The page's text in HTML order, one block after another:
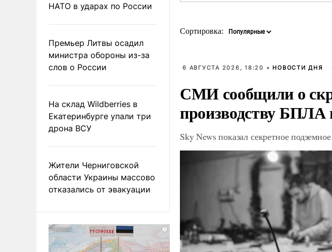
НАТО в ударах по России
Премьер Литвы осадил
министра обороны из-за
слов о России
На склад Wildberries в
Екатеринбурге упали три
дрона ВСУ
Жители Черниговской
области Украины массово
отказались от эвакуации
Сортировка:
6 АВГУСТА 2026, 18:20 • НОВОСТИ ДНЯ
СМИ сообщили о
производству БПЛА
Sky News показал секретное